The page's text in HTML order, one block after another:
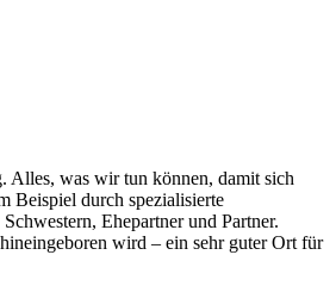
Alles, was wir tun können, damit sich
Beispiel durch spezialisierte
Ehepartner und Partner.
wird – ein sehr guter Ort für